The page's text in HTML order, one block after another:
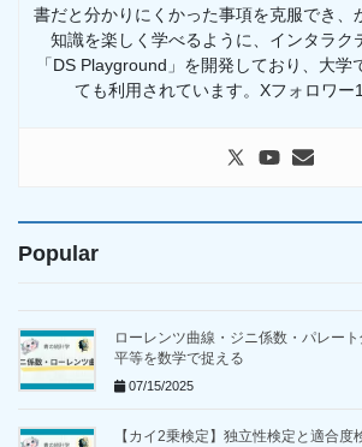
書だと分かりにくかった事項を克服でき、
知識を楽しく学べるように、インタラク
「DS Playground」を開発しており、大学
ても利用されています。Xフォロワー
Popular
ローレンツ曲線・ジニ係数・パレー
平等を数学で捉える
07/15/2025
【カイ2乗検定】独立性検定と適合